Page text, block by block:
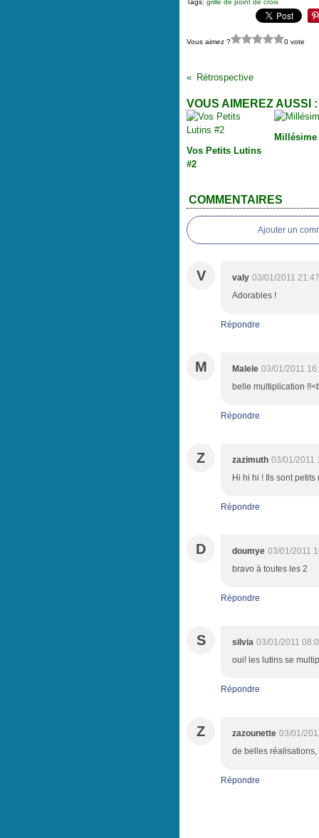
Tags: grille de point de croix
Vous aimez ? 0 vote
Rétrospective
VOUS AIMEREZ AUSSI :
Vos Petits Lutins
#2
Millésime
COMMENTAIRES
Ajouter un
V valy 03/01/2011 21:47
Adorables !
Répondre
M Malele 03/01/2011
belle multiplication
Répondre
Z zazimuth 03/01/2011
Hi hi hi ! Ils sont
Répondre
D doumye 03/01/2011
bravo à toutes les 2
Répondre
S silvia 03/01/2011
oui! les lutins se
Répondre
Z zazounette 03/01/
de belles
Répondre